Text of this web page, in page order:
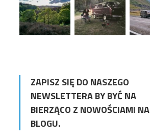
ZAPISZ SIĘ DO NASZEGO
NEWSLETTERA BY BYĆ NA
BIERZĄCO Z NOWOŚCIAMI NA
BLOGU.